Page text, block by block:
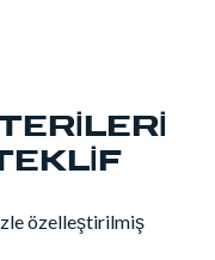
özelleştirilmiş